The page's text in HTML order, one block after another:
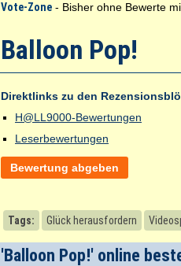
Vote-Zone - Bisher ohne Bewerte
Balloon Pop!
Direktlinks zu den
H@LL9000-Bewertungen
Leserbewertungen
Bewertung abgeben
Tags: Glück herausfordern
'Balloon Pop!' online